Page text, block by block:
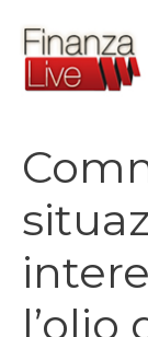
contenuto
l’olio